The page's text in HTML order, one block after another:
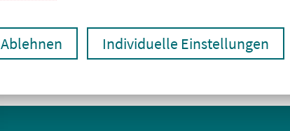
Ablehnen Individuelle Einstellungen